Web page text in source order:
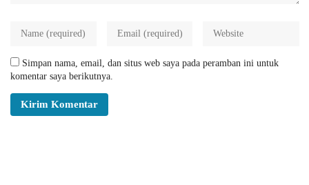
Simpan nama, email, dan situs web saya pada peramban ini untuk
komentar saya berikutnya.